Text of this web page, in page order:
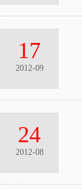
17
2012-09
24
2012-08